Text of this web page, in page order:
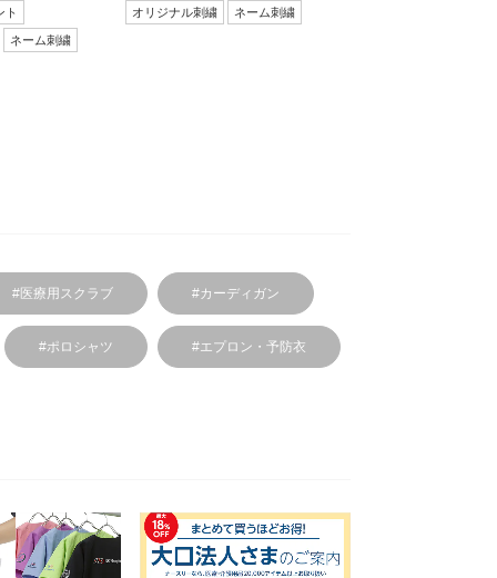
ト
ネーム刺繍
オリジナル刺繍 ネーム刺繍
#医療用スクラブ #カーディガン
#ポロシャツ #エプロン・予防衣